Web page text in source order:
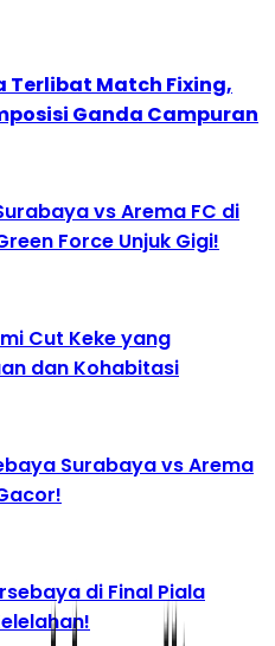
Terlibat Match Fixing,
Ganda Campuran
vs Arema FC di
Force Unjuk Gigi!
Cut Keke yang
dan Kohabitasi
Surabaya vs Arema
di Final Piala